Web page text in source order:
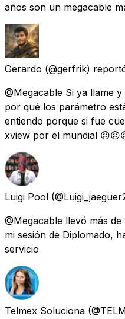
años son un megacable
Gerardo (@gerfrik)
@Megacable Si ya llame
por qué los parámetro
entiendo porque si fue
xview por el mundial
Luigi Pool
@Megacable llevó más
mi sesión de Diplomado,
servicio
Telmex Soluciona